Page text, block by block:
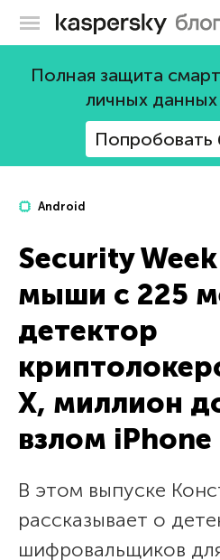
Блог
Полная защита
личных данных
Попробовать
Android
Security
мыши с 225
детектор
X, миллион
взлом iPhone
В этом выпуске
рассказывает о
шифровальщиков